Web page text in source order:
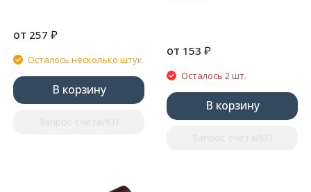
от 257 ₽
Осталось несколько штук
В корзину
от 153 ₽
Осталось 2 шт.
В корзину